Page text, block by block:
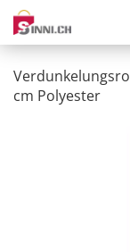
cm Polyester